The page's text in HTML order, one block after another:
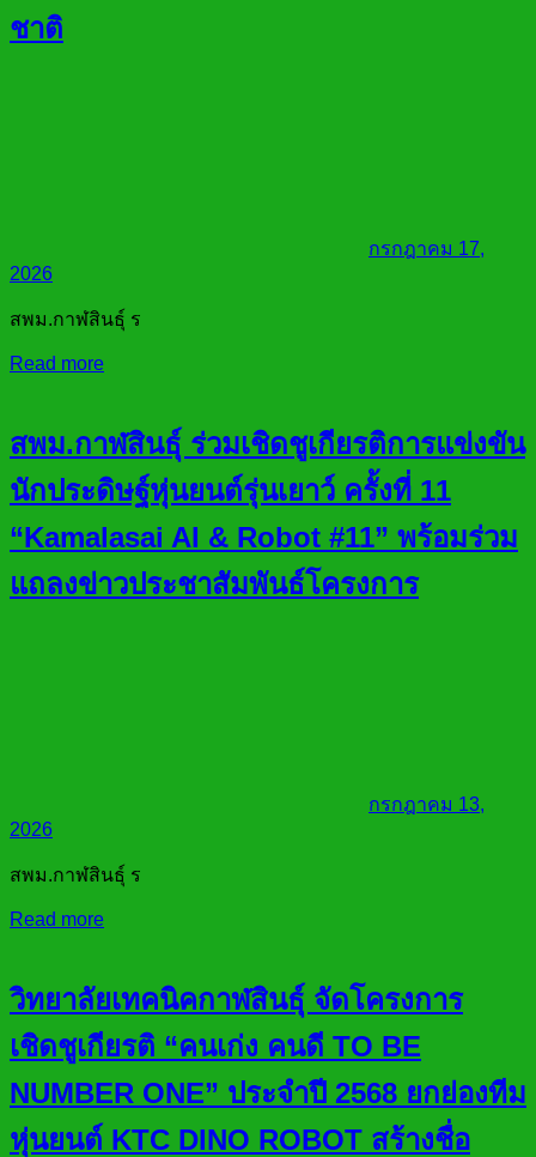
ชาติ
กรกฎาคม 17,
2026
สพม.กาฬสินธุ์ ร
Read more
สพม.กาฬสินธุ์ ร่วมเชิดชูเกียรติการแข่งขัน
นักประดิษฐ์หุ่นยนต์รุ่นเยาว์ ครั้งที่ 11
“Kamalasai AI & Robot #11” พร้อมร่วม
แถลงข่าวประชาสัมพันธ์โครงการ
กรกฎาคม 13,
2026
สพม.กาฬสินธุ์ ร
Read more
วิทยาลัยเทคนิคกาฬสินธุ์ จัดโครงการ
เชิดชูเกียรติ “คนเก่ง คนดี TO BE
NUMBER ONE” ประจำปี 2568 ยกย่องทีม
หุ่นยนต์ KTC DINO ROBOT สร้างชื่อ